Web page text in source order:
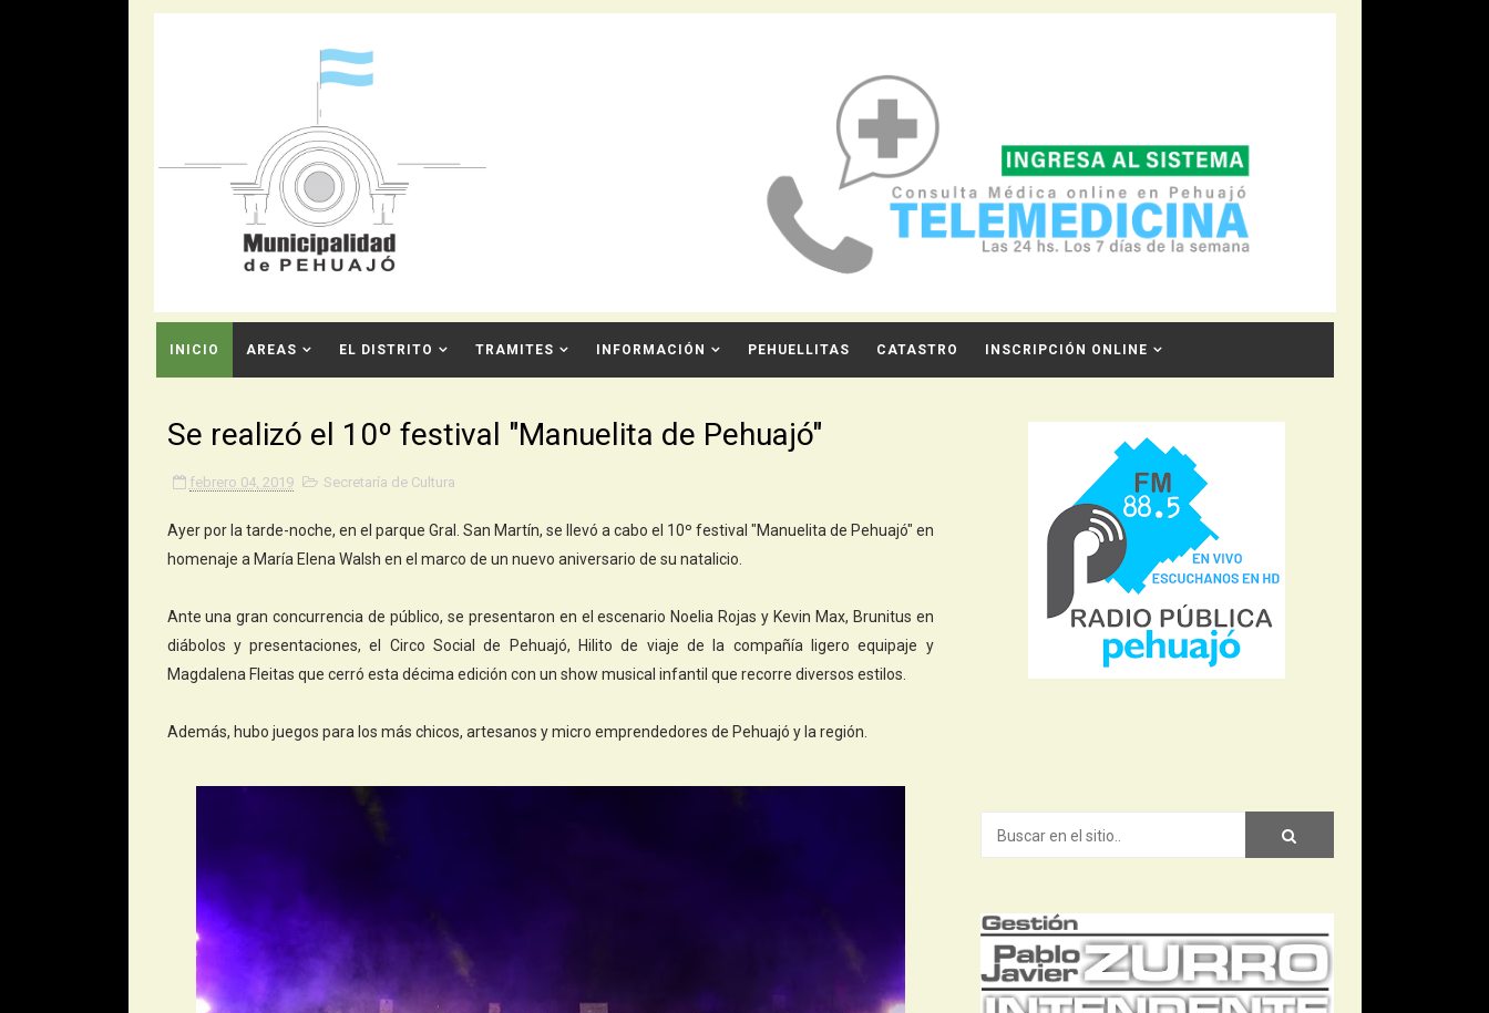
INICIO AREAS EL DISTRITO TRAMITES INFORMACIÓN PEHUELLITAS CATASTRO INSCRIPCIÓN ONLINE
Se realizó el 10º festival "Manuelita de Pehuajó"
febrero 04, 2019 Secretaría de Cultura
Ayer por la tarde-noche, en el parque Gral. San Martín, se llevó a cabo el 10º festival "Manuelita de Pehuajó" en
homenaje a María Elena Walsh en el marco de un nuevo aniversario de su natalicio.
Ante una gran concurrencia de público, se presentaron en el escenario Noelia Rojas y Kevin Max, Brunitus en
diábolos y presentaciones, el Circo Social de Pehuajó, Hilito de viaje de la compañía ligero equipaje y
Magdalena Fleitas que cerró esta décima edición con un show musical infantil que recorre diversos estilos.
Además, hubo juegos para los más chicos, artesanos y micro emprendedores de Pehuajó y la región.